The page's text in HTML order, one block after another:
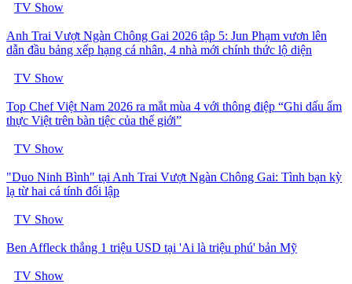
TV Show
Anh Trai Vượt Ngàn Chông Gai 2026 tập 5: Jun Phạm vươn lên
dẫn đầu bảng xếp hạng cá nhân, 4 nhà mới chính thức lộ diện
TV Show
Top Chef Việt Nam 2026 ra mắt mùa 4 với thông điệp “Ghi dấu ẩm
thực Việt trên bàn tiệc của thế giới”
TV Show
"Duo Ninh Bình" tại Anh Trai Vượt Ngàn Chông Gai: Tình bạn kỳ
lạ từ hai cá tính đối lập
TV Show
Ben Affleck thắng 1 triệu USD tại 'Ai là triệu phú' bản Mỹ
TV Show